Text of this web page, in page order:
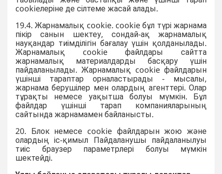
cookieлеріне де сілтеме жасай алады.
19.4. Жарнамалық cookie. cookie бұл түрі жарнама
пікір санын шектеу, сондай-ақ жарнамалық
науқандар тиімділігін бағалау үшін қолданылады.
Жарнамалық cookie файлдары сайтта
жарнамалық материалдарды басқару үшін
пайдаланылады. Жарнамалық cookie файлдарын
үшінші тараптар орналастырады - мысалы,
жарнама берушілер мен олардың агенттері. Олар
тұрақты немесе уақытша болуы мүмкін. Бұл
файлдар үшінші тарап компанияларының
сайтында жарнамамен байланысты.
20. Блок немесе cookie файлдарын жою және
олардың іс-қимыл Пайдаланушы пайдаланылуы
тиіс браузер параметрлері болуы мүмкін
шектейді.